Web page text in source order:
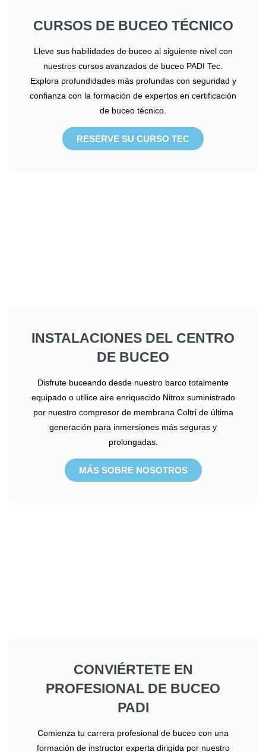
CURSOS DE BUCEO TÉCNICO
Lleve sus habilidades de buceo al siguiente nivel con
nuestros cursos avanzados de buceo PADI Tec.
Explora profundidades más profundas con seguridad y
confianza con la formación de expertos en certificación
de buceo técnico.
RESERVE SU CURSO TEC
INSTALACIONES DEL CENTRO
DE BUCEO
Disfrute buceando desde nuestro barco totalmente
equipado o utilice aire enriquecido Nitrox suministrado
por nuestro compresor de membrana Coltri de última
generación para inmersiones más seguras y
prolongadas.
MÁS SOBRE NOSOTROS
CONVIÉRTETE EN
PROFESIONAL DE BUCEO
PADI
Comienza tu carrera profesional de buceo con una
formación de instructor experta dirigida por nuestro